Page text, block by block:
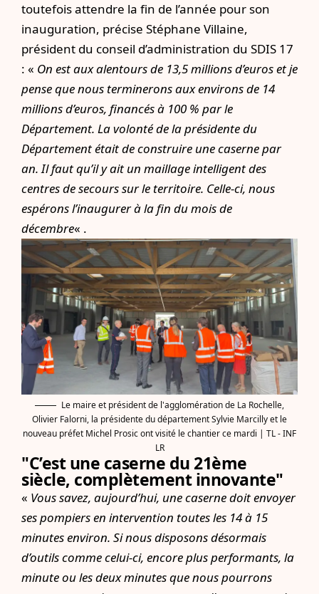
toutefois attendre la fin de l’année pour son
inauguration, précise Stéphane Villaine,
président du conseil d’administration du SDIS 17
: « On est aux alentours de 13,5 millions d’euros et je
pense que nous terminerons aux environs de 14
millions d’euros, financés à 100 % par le
Département. La volonté de la présidente du
Département était de construire une caserne par
an. Il faut qu’il y ait un maillage intelligent des
centres de secours sur le territoire. Celle-ci, nous
espérons l’inaugurer à la fin du mois de
décembre« .
Le maire et président de l'agglomération de La Rochelle,
Olivier Falorni, la présidente du département Sylvie Marcilly et le
nouveau préfet Michel Prosic ont visité le chantier ce mardi | TL - INF
LR
"C’est une caserne du 21ème
siècle, complètement innovante"
« Vous savez, aujourd’hui, une caserne doit envoyer
ses pompiers en intervention toutes les 14 à 15
minutes environ. Si nous disposons désormais
d’outils comme celui-ci, encore plus performants, la
minute ou les deux minutes que nous pourrons